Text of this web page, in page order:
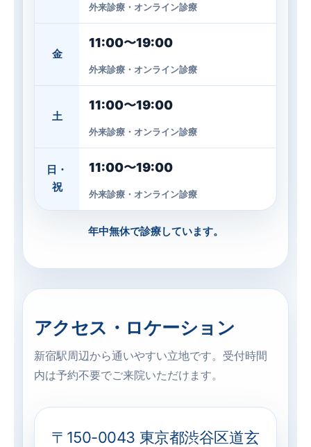
外来診療・オンライン診療
金
11:00〜19:00
外来診療・オンライン診療
土
11:00〜19:00
外来診療・オンライン診療
日・
祝
11:00〜19:00
外来診療・オンライン診療
年中無休で診療しています。
アクセス・ロケーション
新宿駅周辺から通いやすい立地です。受付時間
内は予約不要でご来院いただけます。
〒150-0043 東京都渋谷区道玄